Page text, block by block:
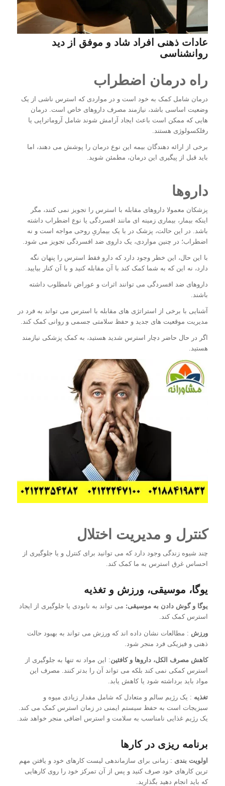
عادات ذهنی افراد شاد و موفق از دید
روانشناسی
راه درمان اضطراب
درمان شامل کمک به خود است و در مواردی که استرس ناشی از یک
وضعیت اساسی باشد، نیازمند مصرف داروهای خاص است. درمان
هایی که ممکن است باعث ایجاد آرامش شوند شامل آروماتراپی یا
رفلکسولوژی هستند.
برخی از ارائه دهندگان بیمه این نوع درمان را پوشش می دهند، اما
باید قبل از پیگیری این درمان، مطمئن شوید.
داروها
پزشکان معمولا داروهای مقابله با استرس را تجویز نمی کنند، مگر
اینکه بیمار، بیماری زمینه ای مانند افسردگی یا نوع اضطراب داشته
باشد. در این حالت، پزشک در با یک بیماریِ روحی مواجه است و نه
اضطراب؛ در چنین مواردی، یک داروی ضد افسردگی تجویز می شود.
با این حال، این خطر وجود دارد که دارو فقط استرس را پنهان نگه
دارد، نه این که به شما کمک کند با آن مقابله کنید و با آن کنار بیایید.
داروهای ضد افسردگی می توانند اثرات و عوراض نامطلوب داشته
باشند.
آشنایی با برخی از استراتژی های مقابله با استرس می تواند به فرد در
مدیریت موقعیت های جدید و حفظ سلامتی جسمی و روانی کمک کند.
اگر در حال حاضر دچار استرس شدید هستید، به کمک پزشکی نیازمند
هستید.
کنترل و مدیریت اختلال
چند شیوه زندگی وجود دارد که می توانید برای کنترل و یا جلوگیری از
احساس غرق استرس به ما کمک کند.
یوگا، موسیقی، ورزش و تغذیه
یوگا و گوش دادن به موسیقی: می تواند به نابودی یا جلوگیری از ایجاد
استرس کمک کند.
ورزش : مطالعات نشان داده اند که ورزش می تواند به بهبود حالت
ذهنی و فیزیکی فرد منجر شود.
کاهش مصرف الکل، داروها و کافئین: این مواد نه تنها به جلوگیری از
استرس کمکی نمی کند بلکه می تواند آن را بدتر کنند. مصرف این
مواد باید برداشته شود یا کاهش یابد.
تغذیه : یک رژیم سالم و متعادل که شامل مقدار زیادی میوه و
سبزیجات است به حفظ سیستم ایمنی در زمان استرس کمک می کند.
یک رژیم غذایی نامناسب به سلامت و استرس اضافی منجر خواهد شد.
برنامه ریزی در کارها
اولویت بندی : زمانی برای سازماندهی لیست کارهای خود و یافتن مهم
ترین کارهای خود صرف کنید و پس از آن تمرکز خود را روی کارهایی
که باید انجام دهید بگذارید.